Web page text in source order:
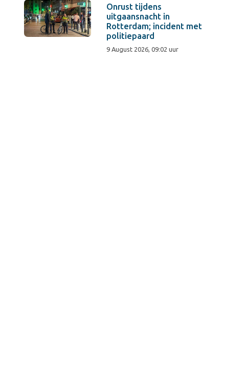
Onrust tijdens
uitgaansnacht in
Rotterdam; incident met
politiepaard
9 August 2026, 09:02 uur